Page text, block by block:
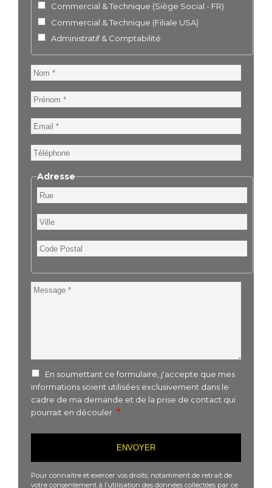
Commercial & Technique (Siège Social - FR)
Commercial & Technique (Filiale USA)
Administratif & Comptabilité
Nom
Prénom
Email
Téléphone
Adresse
Rue
Ville
Code
Postal
Message
En soumettant ce formulaire, j'accepte que mes
informations soient utilisées exclusivement dans le
cadre de ma demande et de la prise de contact qui
pourrait en découler
Pour connaitre et exercer vos droits, notamment de retrait de
votre consentement à l’utilisation des données collectées par ce